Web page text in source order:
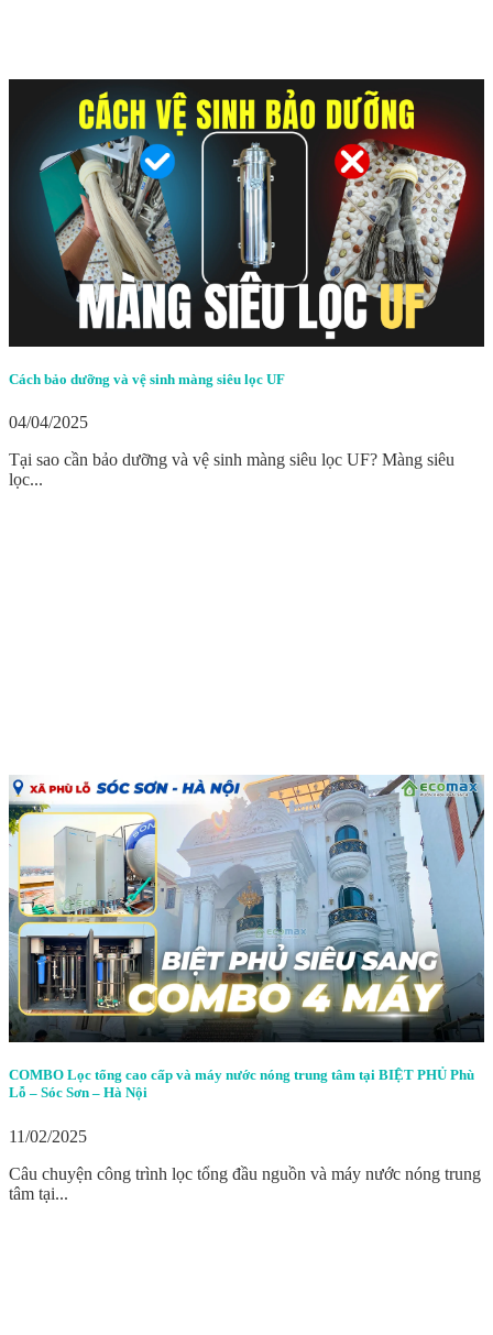
Cách bảo dưỡng và vệ sinh màng siêu lọc UF
04/04/2025
Tại sao cần bảo dưỡng và vệ sinh màng siêu lọc UF? Màng siêu
lọc...
COMBO Lọc tổng cao cấp và máy nước nóng trung tâm tại BIỆT PHỦ Phù
Lỗ – Sóc Sơn – Hà Nội
11/02/2025
Câu chuyện công trình lọc tổng đầu nguồn và máy nước nóng trung
tâm tại...